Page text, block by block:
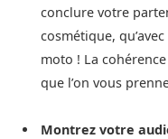
conclure votre
cosmétique,
moto ! La
que l’on vous
Montrez votre